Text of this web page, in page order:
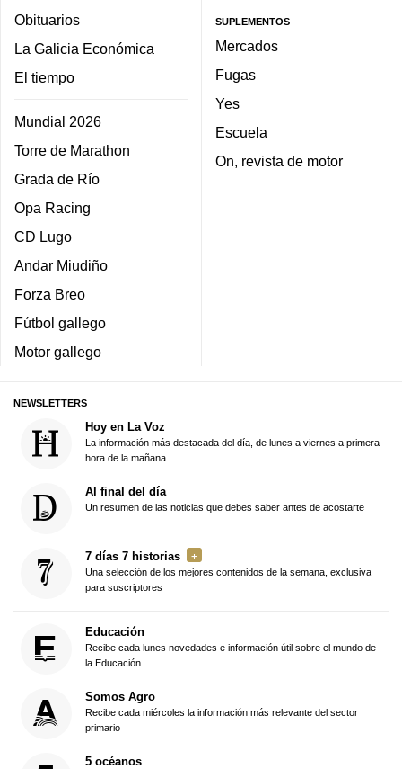
Obituarios
La Galicia Económica
El tiempo
Mundial 2026
Torre de Marathon
Grada de Río
Opa Racing
CD Lugo
Andar Miudiño
Forza Breo
Fútbol gallego
Motor gallego
SUPLEMENTOS
Mercados
Fugas
Yes
Escuela
On, revista de motor
NEWSLETTERS
Hoy en La Voz
La información más destacada del día, de lunes a viernes a primera
hora de la mañana
Al final del día
Un resumen de las noticias que debes saber antes de acostarte
7 días 7 historias
Una selección de los mejores contenidos de la semana, exclusiva
para suscriptores
Educación
Recibe cada lunes novedades e información útil sobre el mundo de
la Educación
Somos Agro
Recibe cada miércoles la información más relevante del sector
primario
5 océanos